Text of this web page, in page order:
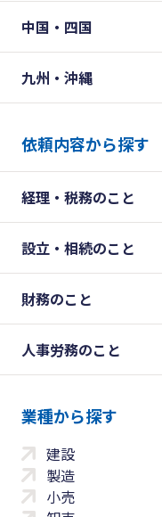
中国・四国
九州・沖縄
依頼内容から探す
経理・税務のこと
設立・相続のこと
財務のこと
人事労務のこと
業種から探す
建設
製造
小売